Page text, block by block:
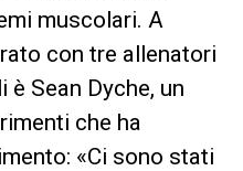
muscolari. A
con tre allenatori
è Sean Dyche, un
che ha
«Ci sono stati